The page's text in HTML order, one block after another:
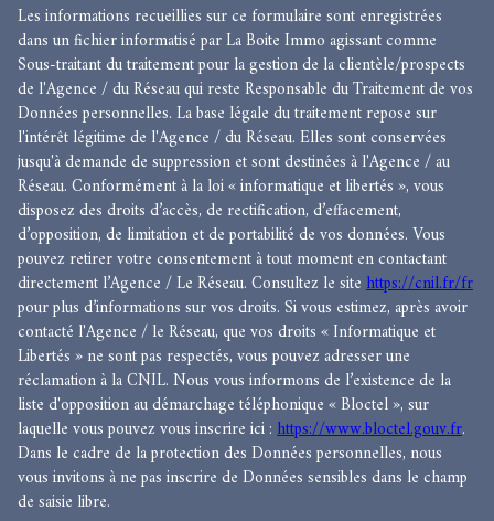
Les informations recueillies sur ce formulaire sont enregistrées
dans un fichier informatisé par La Boite Immo agissant comme
Sous-traitant du traitement pour la gestion de la clientèle/prospects
de l'Agence / du Réseau qui reste Responsable du Traitement de vos
Données personnelles. La base légale du traitement repose sur
l'intérêt légitime de l'Agence / du Réseau. Elles sont conservées
jusqu'à demande de suppression et sont destinées à l'Agence / au
Réseau. Conformément à la loi « informatique et libertés », vous
disposez des droits d’accès, de rectification, d’effacement,
d’opposition, de limitation et de portabilité de vos données. Vous
pouvez retirer votre consentement à tout moment en contactant
directement l’Agence / Le Réseau. Consultez le sitehttps://cnil.fr/fr
pour plus d’informations sur vos droits. Si vous estimez, après avoir
contacté l'Agence / le Réseau, que vos droits « Informatique et
Libertés » ne sont pas respectés, vous pouvez adresser une
réclamation à la CNIL. Nous vous informons de l’existence de la
liste d'opposition au démarchage téléphonique « Bloctel », sur
laquelle vous pouvez vous inscrire ici :https://www.bloctel.gouv.fr.
Dans le cadre de la protection des Données personnelles, nous
vous invitons à ne pas inscrire de Données sensibles dans le champ
de saisie libre.